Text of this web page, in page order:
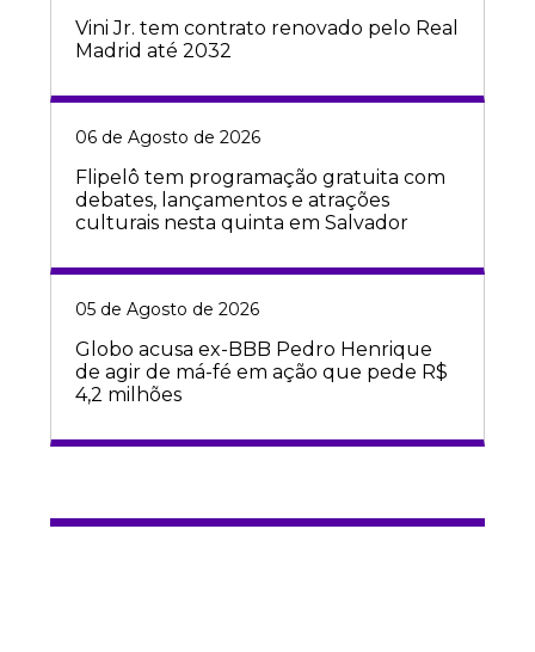
Vini Jr. tem contrato renovado pelo Real
Madrid até 2032
06 de Agosto de 2026
Flipelô tem programação gratuita com
debates, lançamentos e atrações
culturais nesta quinta em Salvador
05 de Agosto de 2026
Globo acusa ex-BBB Pedro Henrique
de agir de má-fé em ação que pede R$
4,2 milhões